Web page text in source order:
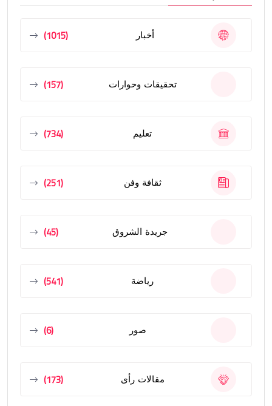
أخبار (1015)
تحقيقات وحوارات (157)
تعليم (734)
ثقافة وفن (251)
جريدة الشروق (45)
رياضة (541)
صور (6)
مقالات رأى (173)